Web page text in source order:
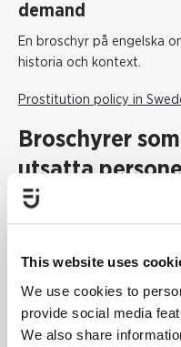
This website uses
We use cookies to
provide social media
We also share
demand
En broschyr på engelska
historia och kontext.
Prostitution policy in
Broschyrer
utsatta
Utnyttjar någon
eller människohandel.
Utnyttjar någon dig? Du
Broschyrer